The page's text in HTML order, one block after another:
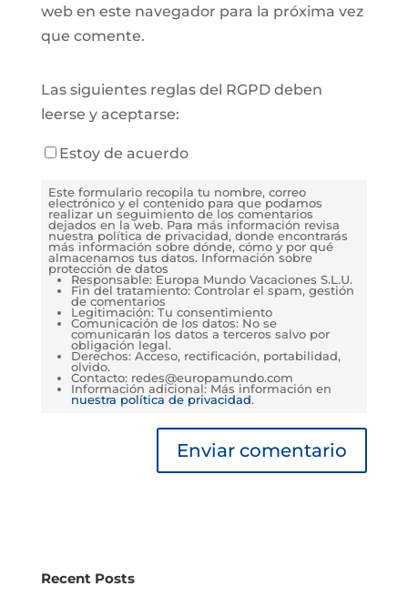
web en este navegador para la próxima vez
que comente.
Las siguientes reglas del RGPD deben
leerse y aceptarse:
Estoy de acuerdo
Este formulario recopila tu nombre, correo
electrónico y el contenido para que podamos
realizar un seguimiento de los comentarios
dejados en la web. Para más información revisa
nuestra política de privacidad, donde encontrarás
más información sobre dónde, cómo y por qué
almacenamos tus datos. Información sobre
protección de datos
Responsable: Europa Mundo Vacaciones S.L.U.
Fin del tratamiento: Controlar el spam, gestión
de comentarios
Legitimación: Tu consentimiento
Comunicación de los datos: No se
comunicarán los datos a terceros salvo por
obligación legal.
Derechos: Acceso, rectificación, portabilidad,
olvido.
Contacto: redes@europamundo.com
Información adicional: Más información en
nuestra política de privacidad.
Recent Posts